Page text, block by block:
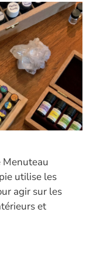
utilise les
agir sur les
et